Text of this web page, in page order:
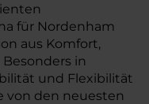
für Nordenham
aus Komfort,
in
und Flexibilität
von den neuesten